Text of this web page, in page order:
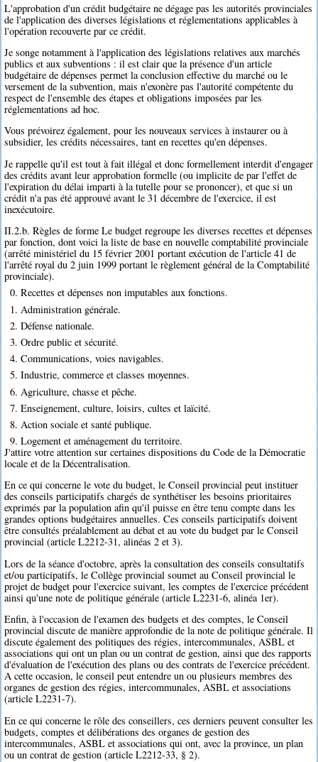
L'approbation d'un crédit budgétaire ne dégage pas les autorités provinciales
de l'application des diverses législations et réglementations applicables à
l'opération recouverte par ce crédit.
Je songe notamment à l'application des législations relatives aux marchés
publics et aux subventions : il est clair que la présence d'un article
budgétaire de dépenses permet la conclusion effective du marché ou le
versement de la subvention, mais n'exonère pas l'autorité compétente du
respect de l'ensemble des étapes et obligations imposées par les
réglementations ad hoc.
Vous prévoirez également, pour les nouveaux services à instaurer ou à
subsidier, les crédits nécessaires, tant en recettes qu'en dépenses.
Je rappelle qu'il est tout à fait illégal et donc formellement interdit d'engager
des crédits avant leur approbation formelle (ou implicite de par l'effet de
l'expiration du délai imparti à la tutelle pour se prononcer), et que si un
crédit n'a pas été approuvé avant le 31 décembre de l'exercice, il est
inexécutoire.
II.2.b. Règles de forme Le budget regroupe les diverses recettes et dépenses
par fonction, dont voici la liste de base en nouvelle comptabilité provinciale
(arrêté ministériel du 15 février 2001 portant exécution de l'article 41 de
l'arrêté royal du 2 juin 1999 portant le règlement général de la Comptabilité
provinciale).
0. Recettes et dépenses non imputables aux fonctions.
1. Administration générale.
2. Défense nationale.
3. Ordre public et sécurité.
4. Communications, voies navigables.
5. Industrie, commerce et classes moyennes.
6. Agriculture, chasse et pêche.
7. Enseignement, culture, loisirs, cultes et laïcité.
8. Action sociale et santé publique.
9. Logement et aménagement du territoire.
J'attire votre attention sur certaines dispositions du Code de la Démocratie
locale et de la Décentralisation.
En ce qui concerne le vote du budget, le Conseil provincial peut instituer
des conseils participatifs chargés de synthétiser les besoins prioritaires
exprimés par la population afin qu'il puisse en être tenu compte dans les
grandes options budgétaires annuelles. Ces conseils participatifs doivent
être consultés préalablement au débat et au vote du budget par le Conseil
provincial (article L2212-31, alinéas 2 et 3).
Lors de la séance d'octobre, après la consultation des conseils consultatifs
et/ou participatifs, le Collège provincial soumet au Conseil provincial le
projet de budget pour l'exercice suivant, les comptes de l'exercice précédent
ainsi qu'une note de politique générale (article L2231-6, alinéa 1er).
Enfin, à l'occasion de l'examen des budgets et des comptes, le Conseil
provincial discute de manière approfondie de la note de politique générale. Il
discute également des politiques des régies, intercommunales, ASBL et
associations qui ont un plan ou un contrat de gestion, ainsi que des rapports
d'évaluation de l'exécution des plans ou des contrats de l'exercice précédent.
A cette occasion, le conseil peut entendre un ou plusieurs membres des
organes de gestion des régies, intercommunales, ASBL et associations
(article L2231-7).
En ce qui concerne le rôle des conseillers, ces derniers peuvent consulter les
budgets, comptes et délibérations des organes de gestion des
intercommunales, ASBL et associations qui ont, avec la province, un plan
ou un contrat de gestion (article L2212-33, § 2).